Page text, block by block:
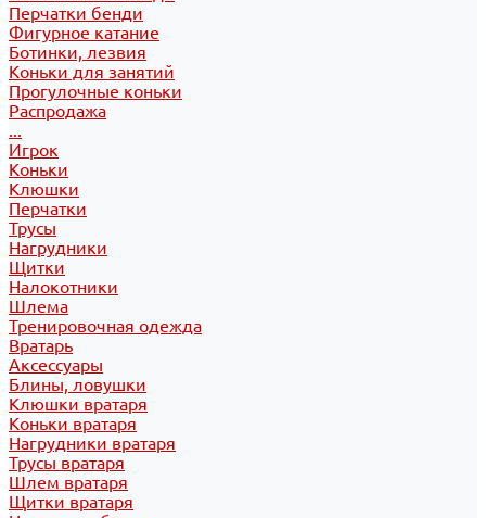
Перчатки бенди
Фигурное катание
Ботинки, лезвия
Коньки для занятий
Прогулочные коньки
Распродажа
...
Игрок
Коньки
Клюшки
Перчатки
Трусы
Нагрудники
Щитки
Налокотники
Шлема
Тренировочная одежда
Вратарь
Аксессуары
Блины, ловушки
Клюшки вратаря
Коньки вратаря
Нагрудники вратаря
Трусы вратаря
Шлем вратаря
Щитки вратаря